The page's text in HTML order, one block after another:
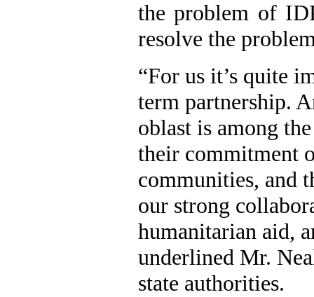
the problem of
resolve the
“For us it’s quite
term partnership.
oblast is among
their commitment
communities, and
our strong
humanitarian aid,
underlined Mr.
state authorities.